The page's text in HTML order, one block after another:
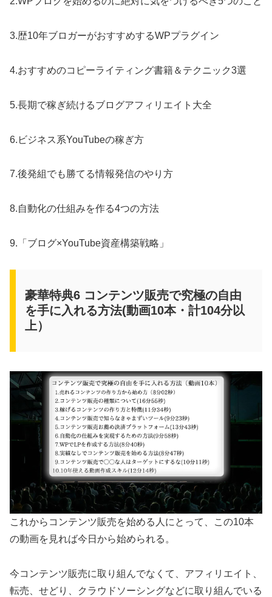
3.歴10年ブロガーがおすすめするWPプラグイン
4.おすすめのコピーライティング書籍＆テクニック3選
5.長期で稼ぎ続けるブログアフィリエイト大全
6.ビジネス系YouTubeの稼ぎ方
7.後発組でも勝てる情報発信のやり方
8.自動化の仕組みを作る4つの方法
9.「ブログ×YouTube資産構築戦略」
豪華特典6 コンテンツ販売で究極の自由
を手に入れる方法(動画10本・計104分以
上）
これからコンテンツ販売を始める人にとって、この10本
の動画を見れば今日から始められる。
今コンテンツ販売に取り組んでなくて、アフィリエイト、
転売、せどり、クラウドソーシングなどに取り組んでいる